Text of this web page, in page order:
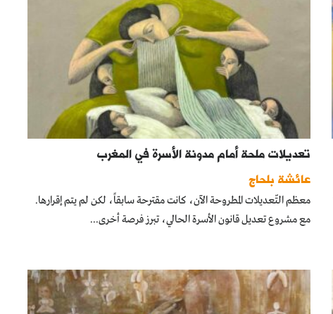
تعديلات ملحة أمام مدونة الأسرة في المغرب
عائشة بلحاج
معظم التّعديلات المطروحة الآن، كانت مقترحة سابقاً، لكن لم يتم إقرارها.
مع مشروع تعديل قانون الأسرة الحالي، تبرز فرصة أخرى...